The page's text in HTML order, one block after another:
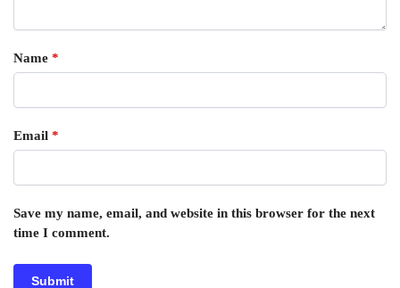
Name *
Email *
Save my name, email, and website in this browser for the next
time I comment.